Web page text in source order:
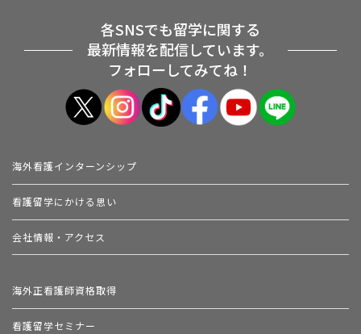
各SNSでも留学に関する
最新情報を配信しています。
フォローしてみてね！
海外看護インターンシップ
看護留学にかける思い
会社情報・アクセス
海外正看護師資格取得
看護留学セミナー